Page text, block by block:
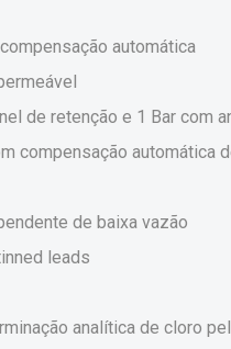
automática
de retenção e 1 Bar com
compensação automática
de baixa vazão
leads
analítica de cloro